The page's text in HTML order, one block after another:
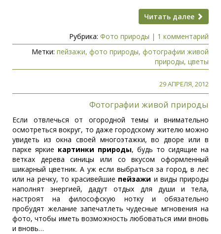
Читать далее
Рубрика: Фото природы | 1 комментарий
Метки: пейзажи, фото природы, фотографии живой
природы, цветы
29 АПРЕЛЯ, 2012
Фотографии живой природы
Если отвлечься от огородной темы и внимательно
осмотреться вокруг, то даже городскому жителю можно
увидеть из окна своей многоэтажки, во дворе или в
парке яркие картинки природы, будь то сидящие на
ветках дерева синицы или со вкусом оформленный
шикарный цветник. А уж если выбраться за город, в лес
или на речку, то красивейшие пейзажи и виды природы
наполнят энергией, дадут отдых для души и тела,
настроят на философскую нотку и обязательно
пробудят желание запечатлеть чудесные мгновения на
фото, чтобы иметь возможность любоваться ими вновь
и вновь…